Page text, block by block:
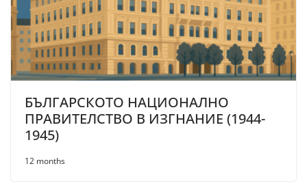
БЪЛГАРСКОТО НАЦИОНАЛНО
ПРАВИТЕЛСТВО В ИЗГНАНИЕ (1944-
1945)
12 months